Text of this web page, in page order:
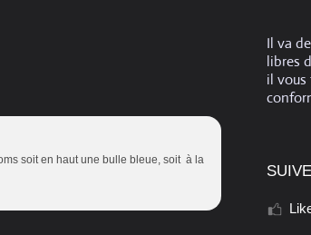
soit en haut une bulle bleue, soit à la
Il va
libres
il vous